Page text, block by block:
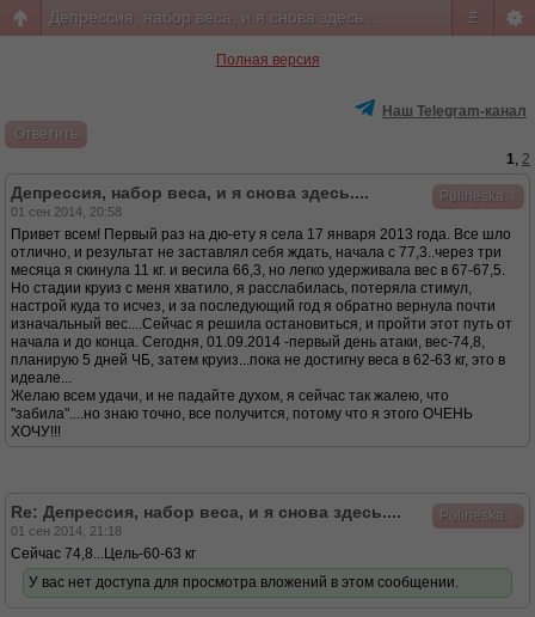
#
Депрессия, набор веса, и я снова здесь....
Полная версия
Наш Telegram-канал
Ответить
1, 2
Polineska
Депрессия, набор веса, и я снова здесь....
01 сен 2014, 20:58
Привет всем! Первый раз на дю-ету я села 17 января 2013 года. Все шло
отлично, и результат не заставлял себя ждать, начала с 77,3..через три
месяца я скинула 11 кг. и весила 66,3, но легко удерживала вес в 67-67,5.
Но стадии круиз с меня хватило, я расслабилась, потеряла стимул,
настрой куда то исчез, и за последующий год я обратно вернула почти
изначальный вес....Сейчас я решила остановиться, и пройти этот путь от
начала и до конца. Сегодня, 01.09.2014 -первый день атаки, вес-74,8,
планирую 5 дней ЧБ, затем круиз...пока не достигну веса в 62-63 кг, это в
идеале...
Желаю всем удачи, и не падайте духом, я сейчас так жалею, что
"забила"....но знаю точно, все получится, потому что я этого ОЧЕНЬ
ХОЧУ!!!
Polineska
Re: Депрессия, набор веса, и я снова здесь....
01 сен 2014, 21:18
Сейчас 74,8...Цель-60-63 кг
У вас нет доступа для просмотра вложений в этом сообщении.